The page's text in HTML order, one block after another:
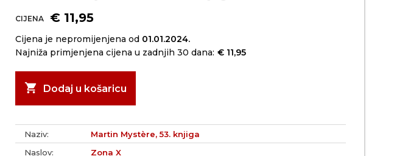
CIJENA € 11,95
Cijena je nepromijenjena od 01.01.2024.
Najniža primjenjena cijena u zadnjih 30 dana: € 11,95
shopping_cart Dodaj u košaricu
Naziv:
Martin Mystère, 53. knjiga
Naslov:
Zona X